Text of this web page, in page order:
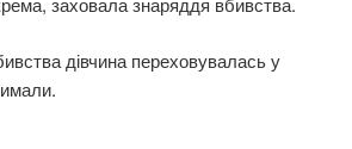
дівчина переховувалась у